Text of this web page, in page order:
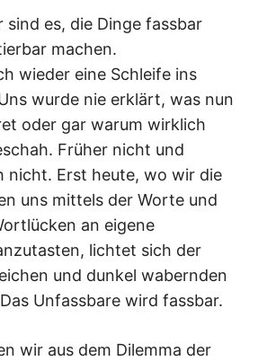
sind es, die Dinge fassbar
machen.
wieder eine Schleife ins
wurde nie erklärt, was nun
oder gar warum wirklich
Früher nicht und
nicht. Erst heute, wo wir die
uns mittels der Worte und
an eigene
lichtet sich der
und dunkel wabernden
Unfassbare wird fassbar.
wir aus dem Dilemma der